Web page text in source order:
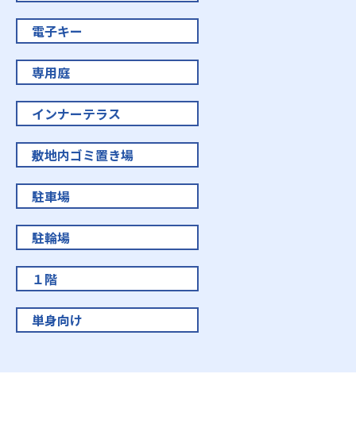
電子キー
専用庭
インナーテラス
敷地内ゴミ置き場
駐車場
駐輪場
１階
単身向け